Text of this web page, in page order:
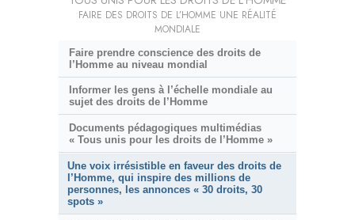
FAIRE DES DROITS DE L’HOMME UNE RÉALITÉ
MONDIALE
Faire prendre conscience des droits de
l’Homme au niveau mondial
Informer les gens à l’échelle mondiale au
sujet des droits de l’Homme
Documents pédagogiques multimédias
« Tous unis pour les droits de l’Homme »
Une voix irrésistible en faveur des droits de
l’Homme, qui inspire des millions de
personnes, les annonces « 30 droits, 30
spots »